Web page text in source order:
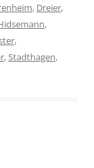
, Dreier,
,
,
,Stadthagen,